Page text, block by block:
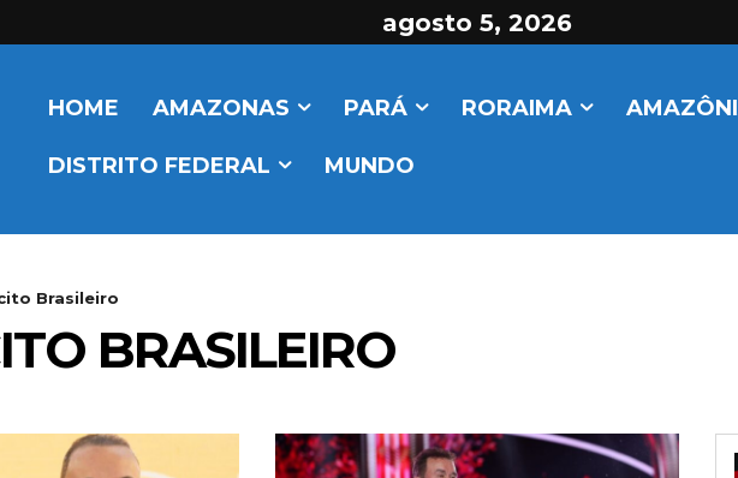
agosto 5, 2026
HOME AMAZONAS PARÁ RORAIMA
DISTRITO FEDERAL MUNDO
Brasileiro
BRASILEIRO